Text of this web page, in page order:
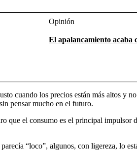
Opinión
El apalancamiento acaba
cuando los precios están más altos y
pensar mucho en el futuro.
que el consumo es el principal
“loco”, algunos, con ligereza, lo